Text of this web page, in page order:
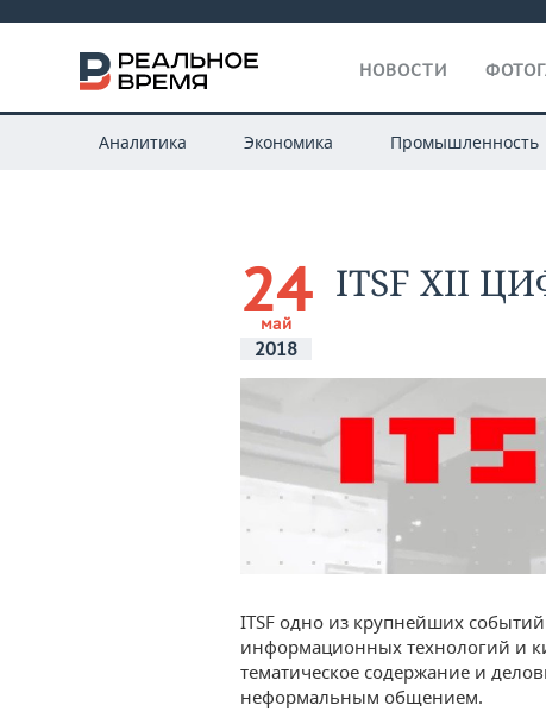
НОВОСТИ
Аналитика Экономика Промышленность
24
май
2018
ITSF XII
ITSF одно из крупнейших
информационных технологий и
тематическое содержание и
неформальным общением.